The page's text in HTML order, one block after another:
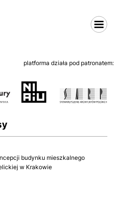
platforma działa pod patronatem:
budynku mieszkalnego
w Krakowie